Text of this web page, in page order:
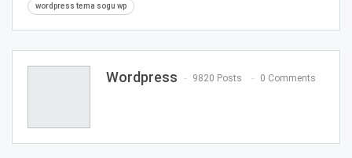
wordpress tema sogu wp
Wordpress 9820 Posts 0 Comments